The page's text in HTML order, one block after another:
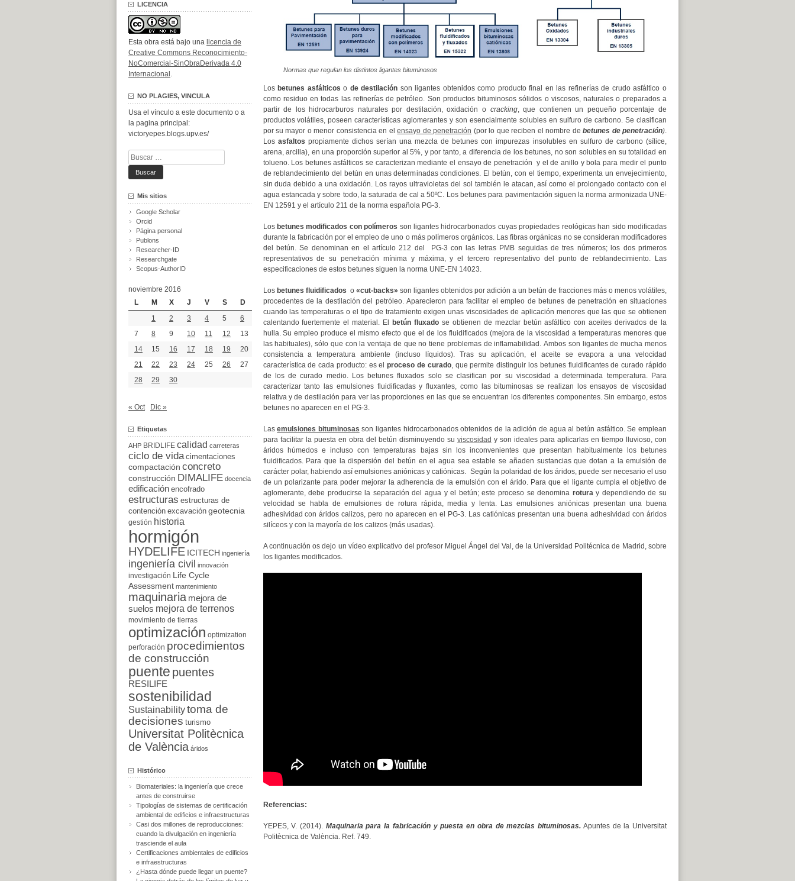
Normas que regulan los distintos ligantes bituminosos
Los betunes asfálticos o de destilación son ligantes obtenidos como producto final en las refinerías de crudo asfáltico o
como residuo en todas las refinerías de petróleo. Son productos bituminosos sólidos o viscosos, naturales o preparados a
partir de los hidrocarburos naturales por destilación, oxidación o cracking, que contienen un pequeño porcentaje de
productos volátiles, poseen características aglomerantes y son esencialmente solubles en sulfuro de carbono. Se clasifican
por su mayor o menor consistencia en elensayo de penetración (por lo que reciben el nombre debetunes de penetración).
Los asfaltos propiamente dichos serían una mezcla de betunes con impurezas insolubles en sulfuro de carbono (sílice,
arena, arcilla), en una proporción superior al 5%, y por tanto, a diferencia de los betunes, no son solubles en su totalidad en
tolueno. Los betunes asfálticos se caracterizan mediante el ensayo de penetración y el de anillo y bola para medir el punto
de reblandecimiento del betún en unas determinadas condiciones. El betún, con el tiempo, experimenta un envejecimiento,
sin duda debido a una oxidación. Los rayos ultravioletas del sol también le atacan, así como el prolongado contacto con el
agua estancada y sobre todo, la saturada de cal a 50ºC. Los betunes para pavimentación siguen la norma armonizada UNE-
EN 12591 y el artículo 211 de la norma española PG-3.
Losbetunes modificados con polímeros son ligantes hidrocarbonados cuyas propiedades reológicas han sido modificadas
durante la fabricación por el empleo de uno o más polímeros orgánicos. Las fibras orgánicas no se consideran modificadores
del betún. Se denominan en el artículo 212 del PG-3 con las letras PMB seguidas de tres números; los dos primeros
representativos de su penetración mínima y máxima, y el tercero representativo del punto de reblandecimiento. Las
especificaciones de estos betunes siguen la norma UNE-EN 14023.
Los betunes fluidificados o «cut-backs» son ligantes obtenidos por adición a un betún de fracciones más o menos volátiles,
procedentes de la destilación del petróleo. Aparecieron para facilitar el empleo de betunes de penetración en situaciones
cuando las temperaturas o el tipo de tratamiento exigen unas viscosidades de aplicación menores que las que se obtienen
calentando fuertemente el material. El
betún fluxadose obtienen de mezclar betún asfáltico con aceites derivados de la
hulla. Su empleo produce el mismo efecto que el de los fluidificados (mejora de la viscosidad a temperaturas menores que
las habituales), sólo que con la ventaja de que no tiene problemas de inflamabilidad. Ambos son ligantes de mucha menos
consistencia a temperatura ambiente (incluso líquidos). Tras su aplicación, el aceite se evapora a una velocidad
característica de cada producto: es elproceso de curado, que permite distinguir los betunes fluidificantes de curado rápido
de los de curado medio. Los betunes fluxados solo se clasifican por su viscosidad a determinada temperatura. Para
caracterizar tanto las emulsiones fluidificadas y fluxantes, como las bituminosas se realizan los ensayos de viscosidad
relativa y de destilación para ver las proporciones en las que se encuentran los diferentes componentes. Sin embargo, estos
betunes no aparecen en el PG-3.
Lasemulsiones bituminosas son ligantes hidrocarbonados obtenidos de la adición de agua al betún asfáltico. Se emplean
para facilitar la puesta en obra del betún disminuyendo su viscosidad y son ideales para aplicarlas en tiempo lluvioso, con
áridos húmedos e incluso con temperaturas bajas sin los inconvenientes que presentan habitualmente los betunes
fluidificados. Para que la dispersión del betún en el agua sea estable se añaden sustancias que dotan a la emulsión de
carácter polar, habiendo así emulsiones aniónicas y catiónicas. Según la polaridad de los áridos, puede ser necesario el uso
de un polarizante para poder mejorar la adherencia de la emulsión con el árido. Para que el ligante cumpla el objetivo de
aglomerante, debe producirse la separación del agua y el betún; este proceso se denomina roturay dependiendo de su
velocidad se habla de emulsiones de rotura rápida, media y lenta. Las emulsiones aniónicas presentan una buena
adhesividad con áridos calizos, pero no aparecen en el PG-3. Las catiónicas presentan una buena adhesividad con áridos
silíceos y con la mayoría de los calizos (más usadas).
A continuación os dejo un vídeo explicativo del profesor Miguel Ángel del Val, de la Universidad Politécnica de Madrid, sobre
los ligantes modificados.
Referencias:
YEPES, V. (2014). Maquinaria para la fabricación y puesta en obra de mezclas bituminosas. Apuntes de la Universitat
Politècnica de València. Ref. 749.
LICENCIA
Esta obra está bajo una licencia de
Creative Commons Reconocimiento-
NoComercial-SinObraDerivada 4.0
Internacional .
NO PLAGIES, VINCULA
Usa el vínculo a este documento o a
la pagina principal:
victoryepes.blogs.upv.es/
Buscar:
Mis sitios
Google Scholar
Orcid
Página personal
Publons
Researcher-ID
Researchgate
Scopus-AuthorID
noviembre 2016
L
M X J V S
D
1
2 3 4 5
6
7
8 9 10 11 12
13
14
15 16 17 18 19
20
21
22 23 24 25 26
27
28
29 30
« Oct Dic »
Etiquetas
AHP BRIDLIFE calidad carreteras
ciclo de vida cimentaciones
compactación concreto
construcción DIMALIFE docencia
edificación encofrado
estructuras estructuras de
contención excavación geotecnia
gestión historia
hormigón
HYDELIFE ICITECH ingeniería
ingeniería civil innovación
investigación
Life Cycle
Assessment mantenimiento
maquinaria mejora de
suelos mejora de terrenos
movimiento de tierras
optimización optimization
perforación procedimientos
de construcción
puente puentes
RESILIFE
sostenibilidad
Sustainabilitytoma de
decisiones turismo
Universitat Politècnica
de València áridos
Histórico
Biomateriales: la ingeniería que crece
antes de construirse
Tipologías de sistemas de certificación
ambiental de edificios e infraestructuras
Casi dos millones de reproducciones:
cuando la divulgación en ingeniería
trasciende el aula
Certificaciones ambientales de edificios
e infraestructuras
¿Hasta dónde puede llegar un puente?